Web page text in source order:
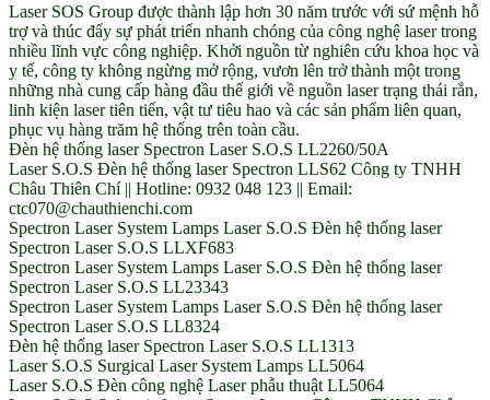
Laser SOS Group được thành lập hơn 30 năm trước với sứ mệnh hỗ
trợ và thúc đẩy sự phát triển nhanh chóng của công nghệ laser trong
nhiều lĩnh vực công nghiệp. Khởi nguồn từ nghiên cứu khoa học và
y tế, công ty không ngừng mở rộng, vươn lên trở thành một trong
những nhà cung cấp hàng đầu thế giới về nguồn laser trạng thái rắn,
linh kiện laser tiên tiến, vật tư tiêu hao và các sản phẩm liên quan,
phục vụ hàng trăm hệ thống trên toàn cầu.
Đèn hệ thống laser Spectron Laser S.O.S LL2260/50A
Laser S.O.S Đèn hệ thống laser Spectron LLS62 Công ty TNHH
Châu Thiên Chí || Hotline: 0932 048 123 || Email:
ctc070@chauthienchi.com
Spectron Laser System Lamps Laser S.O.S Đèn hệ thống laser
Spectron Laser S.O.S LLXF683
Spectron Laser System Lamps Laser S.O.S Đèn hệ thống laser
Spectron Laser S.O.S LL23343
Spectron Laser System Lamps Laser S.O.S Đèn hệ thống laser
Spectron Laser S.O.S LL8324
Đèn hệ thống laser Spectron Laser S.O.S LL1313
Laser S.O.S Surgical Laser System Lamps LL5064
Laser S.O.S Đèn công nghệ Laser phẫu thuật LL5064